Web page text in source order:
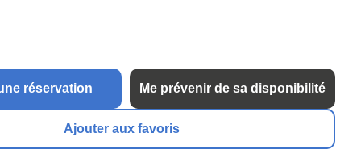
réservation Me prévenir de sa disponibilité
Ajouter aux favoris